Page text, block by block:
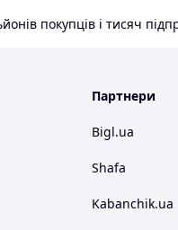
покупців і тисяч
Партнери
Bigl.ua
Shafa
Kabanchik.ua